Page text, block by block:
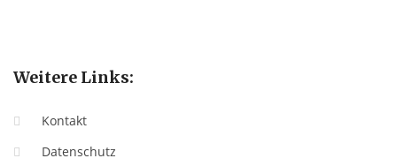
Weitere Links:
Kontakt
Datenschutz